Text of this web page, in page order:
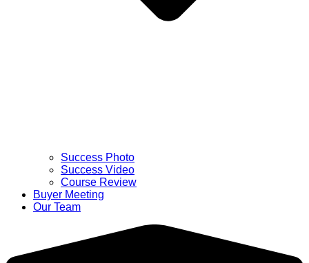
Success Photo
Success Video
Course Review
Buyer Meeting
Our Team